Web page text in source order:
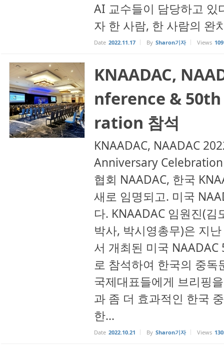
AI 교수들이 담당하고 있
자 한 사람, 한 사람의 완
Date 2022.11.17 By Sharon기자 Views
KNAADAC,
nference &
ration 참석
KNAADAC, NAADAC
Anniversary
협회 NAADAC, 한국
새로 임명되고. 미국
다. KNAADAC 임원진(
박사, 박시영총무)은 지
서 개최된 미국
로 참석하여 한국의 중독
국제대표들에게 브리핑
과 좀 더 효과적인 한국
한...
Date 2022.10.21 By Sharon기자 Views